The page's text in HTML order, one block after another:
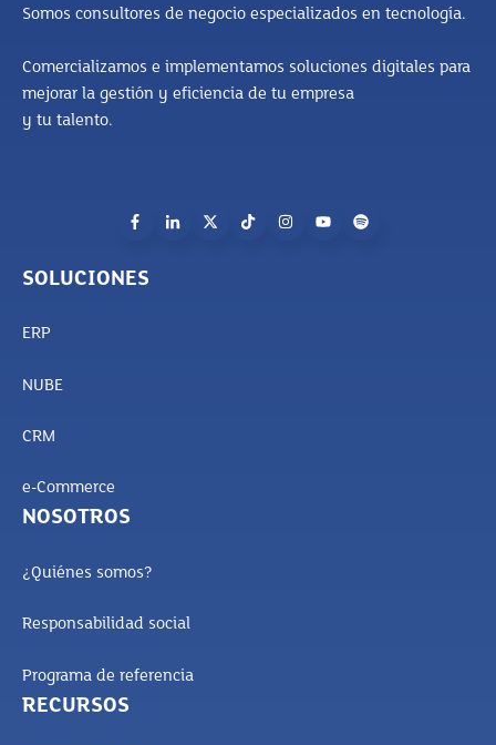
Somos consultores de negocio especializados en tecnología.
Comercializamos e implementamos soluciones digitales para
mejorar la gestión y eficiencia de tu empresa
y tu talento.
SOLUCIONES
ERP
NUBE
CRM
e-Commerce
NOSOTROS
¿Quiénes somos?
Responsabilidad social
Programa de referencia
RECURSOS